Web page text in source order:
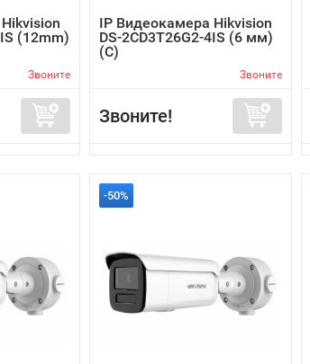
(12mm)
Звоните
IP Видеокамера Hikvision
DS-2CD3T26G2-4IS (6 мм)
(C)
Звоните
Звоните!
-50%